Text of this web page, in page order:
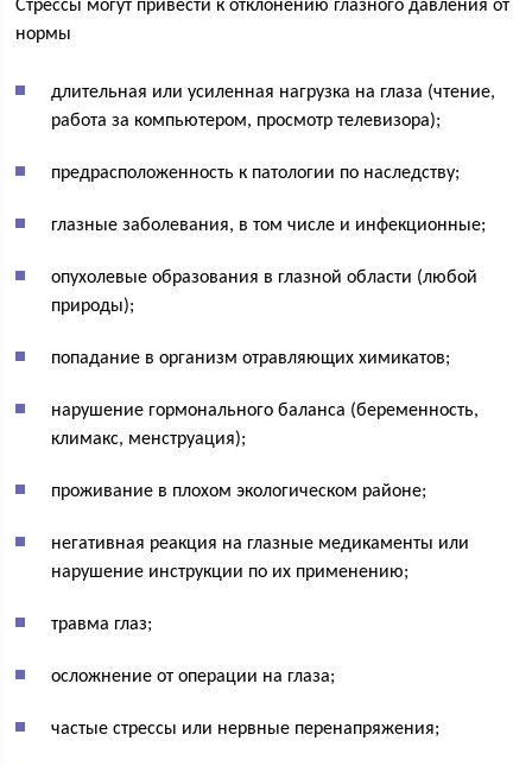
Стрессы могут привести к отклонению глазного давления от
нормы
длительная или усиленная нагрузка на глаза (чтение,
работа за компьютером, просмотр телевизора);
предрасположенность к патологии по наследству;
глазные заболевания, в том числе и инфекционные;
опухолевые образования в глазной области (любой
природы);
попадание в организм отравляющих химикатов;
нарушение гормонального баланса (беременность,
климакс, менструация);
проживание в плохом экологическом районе;
негативная реакция на глазные медикаменты или
нарушение инструкции по их применению;
травма глаз;
осложнение от операции на глаза;
частые стрессы или нервные перенапряжения;